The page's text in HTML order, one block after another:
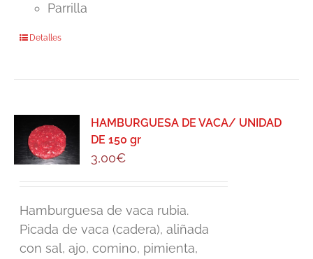
Parrilla
Detalles
HAMBURGUESA DE VACA/ UNIDAD
DE 150 gr
3,00€
Hamburguesa de vaca rubia.
Picada de vaca (cadera), aliñada
con sal, ajo, comino, pimienta,